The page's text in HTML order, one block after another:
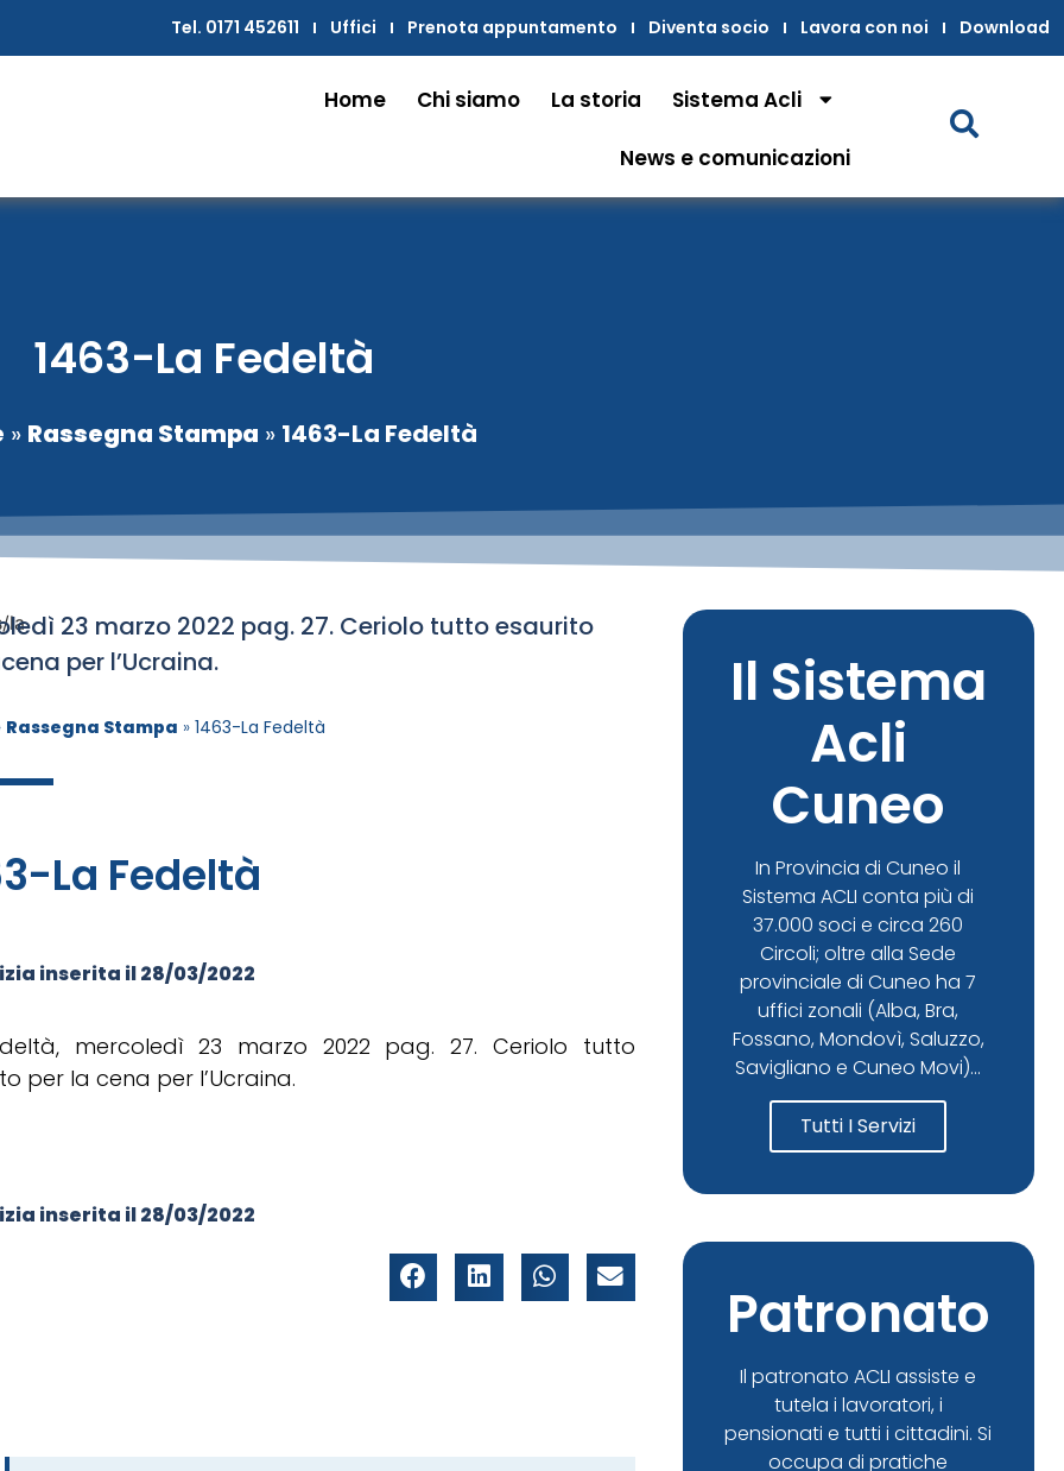
Tel. 0171 452611 Uffici Prenota appuntamento Diventa socio Lavora con noi Download
Home Chi siamo La storia Sistema Acli
News e comunicazioni
1463-La Fedeltà
» Rassegna Stampa » 1463-La Fedeltà
la
23 marzo 2022 pag. 27. Ceriolo tutto esaurito
per l’Ucraina.
Rassegna Stampa »1463-La Fedeltà
La Fedeltà
inserita il28/03/2022
mercoledì 23 marzo 2022 pag. 27. Ceriolo tutto
per la cena per l’Ucraina.
inserita il28/03/2022
Il Sistema
Acli
Cuneo
In Provincia di Cuneo il
Sistema ACLI conta più di
37.000 soci e circa 260
Circoli; oltre alla Sede
provinciale di Cuneo ha 7
uffici zonali (Alba, Bra,
Fossano, Mondovì, Saluzzo,
Savigliano e Cuneo Movi)...
Tutti I Servizi
Patronato
Il patronato ACLI assiste e
tutela i lavoratori, i
pensionati e tutti i cittadini. Si
occupa di pratiche